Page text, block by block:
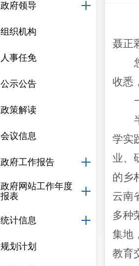
政府领导
组织机构
人事任免
公示公告
政策解读
会议信息
政府工作报告
政府网站工作年度
报表
统计信息
规划计划
聂正
收悉
学实
业、
的乡
云南
多种
集地
教育